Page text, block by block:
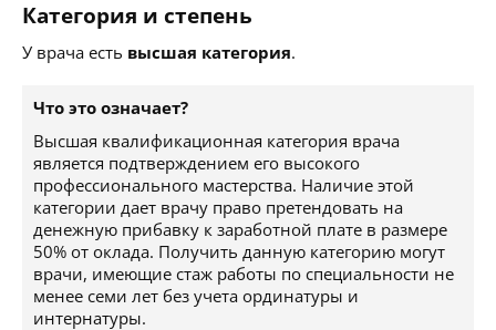
Категория и степень
У врача есть высшая категория.
Что это означает?
Высшая квалификационная категория врача
является подтверждением его высокого
профессионального мастерства. Наличие этой
категории дает врачу право претендовать на
денежную прибавку к заработной плате в размере
50% от оклада. Получить данную категорию могут
врачи, имеющие стаж работы по специальности не
менее семи лет без учета ординатуры и
интернатуры.